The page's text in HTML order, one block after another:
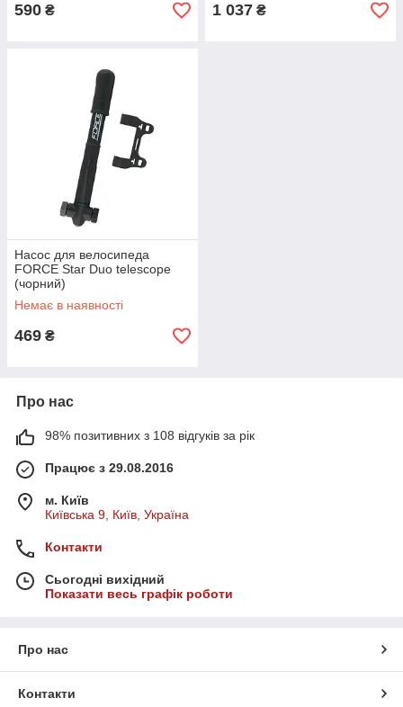
590 ₴ 1 037 ₴
Насос для велосипеда
FORCE Star Duo telescope
(чорний)
Немає в наявності
469 ₴
Про нас
98% позитивних з 108 відгуків за рік
Працює з 29.08.2016
м. Київ
Київська 9, Київ, Україна
Контакти
Сьогодні вихідний
Показати весь графік роботи
Про нас
Контакти